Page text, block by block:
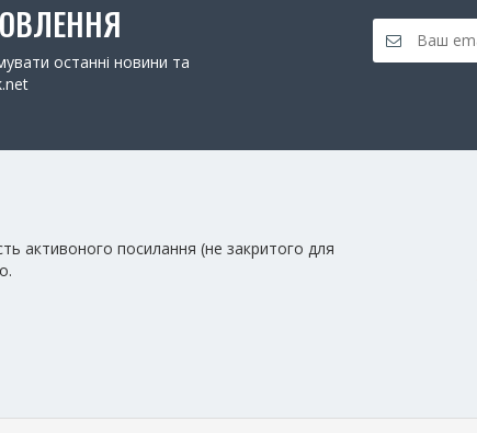
останні новини та
активоного посилання (не закритого для